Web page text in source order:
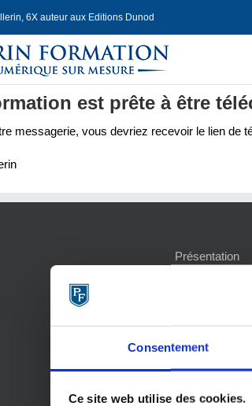
Consentement
Ce site web utilise des cookies.
6X auteur aux Editions Dunod
est prête à être
messagerie, vous devriez recevoir le lien de
Présentation
Politique de
Charte de
Plan du site